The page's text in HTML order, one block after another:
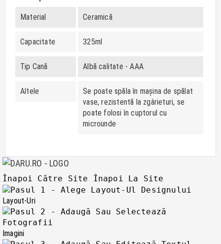
Material Ceramică
Capacitate 325ml
Tip Cană Albă calitate - AAA
Altele
Se poate spăla în mașina de spălat
vase, rezistentă la zgârieturi, se
poate folosi în cuptorul cu
microunde
Înapoi Către Site Înapoi La Site
Layout-Uri
Imagini